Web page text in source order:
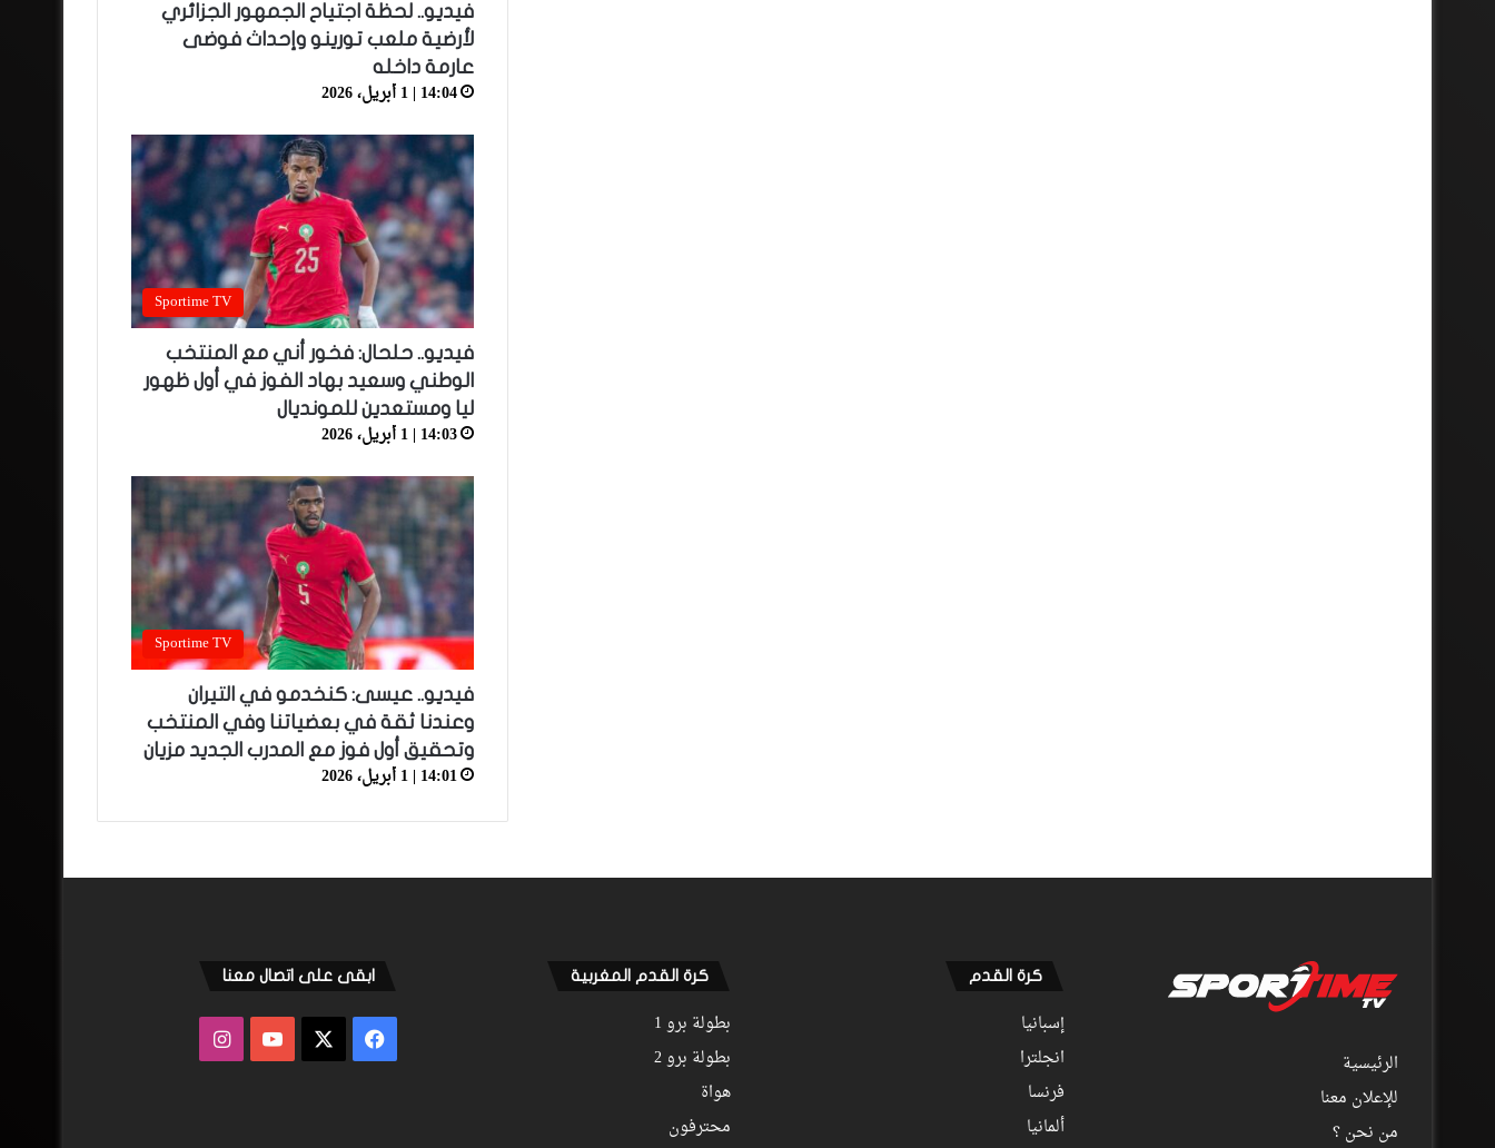
فيديو.. لحظة اجتياح الجمهور الجزائري
لأرضية ملعب تورينو وإحداث فوضى
عارمة داخله
14:04 | 1 أبريل، 2026
Sportime TV
فيديو.. حلحال: فخور أني مع المنتخب
الوطني وسعيد بهاد الفوز في أول ظهور
ليا ومستعدين للمونديال
14:03 | 1 أبريل، 2026
Sportime TV
فيديو.. عيسى: كنخدمو في التيران
وعندنا ثقة في بعضياتنا وفي المنتخب
وتحقيق أول فوز مع المدرب الجديد مزيان
14:01 | 1 أبريل، 2026
الرئيسية
للإعلان معنا
من نحن ؟
كرة القدم
إسبانيا
انجلترا
فرنسا
ألمانيا
كرة القدم المغربية
بطولة برو 1
بطولة برو 2
هواة
محترفون
ابقى على اتصال معنا
فيسبوك ‫YouTubeانستقرام